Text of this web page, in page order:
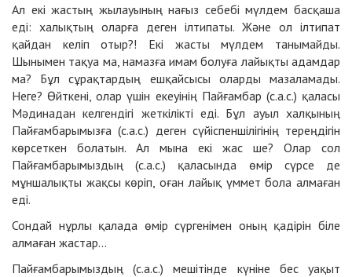
Ал екі жастың жылауының нағыз себебі мүлдем басқаша
еді: халықтың оларға деген ілтипаты. Және ол ілтипат
қайдан келіп отыр?! Екі жасты мүлдем танымайды.
Шынымен тақуа ма, намазға имам болуға лайықты адамдар
ма? Бұл сұрақтардың ешқайсысы оларды мазаламады.
Неге? Өйткені, олар үшін екеуінің Пайғамбар (с.а.с.) қаласы
Мәдинадан келгендігі жеткілікті еді. Бұл ауыл халқының
Пайғамбарымызға (с.а.с.) деген сүйіспеншілігінің тереңдігін
көрсеткен болатын. Ал мына екі жас ше? Олар сол
Пайғамбарымыздың (с.а.с.) қаласында өмір сүрсе де
мұншалықты жақсы көріп, оған лайық үммет бола алмаған
еді.
Сондай нұрлы қалада өмір сүргенімен оның қадірін біле
алмаған жастар...
Пайғамбарымыздың (с.а.с.) мешітінде күніне бес уақыт